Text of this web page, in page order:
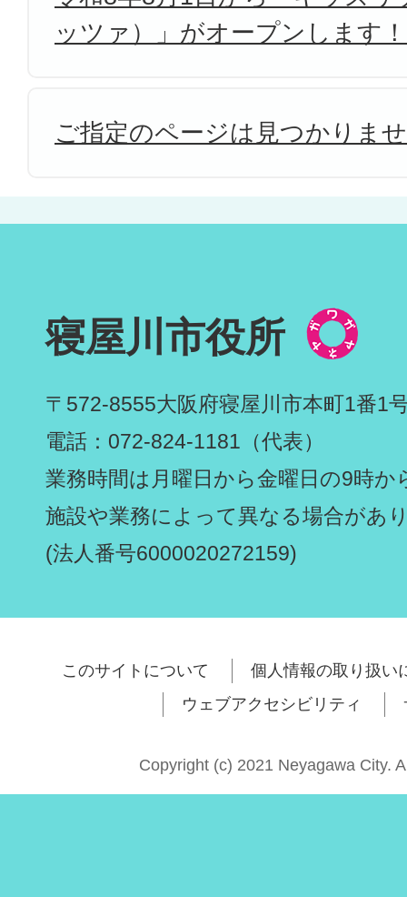
ッツァ）」がオープンします！
ご指定のページは見つかりま
寝屋川市役所
〒572-8555大阪府寝屋川市本町1番1
電話：072-824-1181（代表）
業務時間は月曜日から金曜日の9時か
施設や業務によって異なる場合があ
(法人番号6000020272159)
このサイトについて
個人情報の取り扱い
ウェブアクセシビリティ
Copyright (c) 2021 Neyagawa City.